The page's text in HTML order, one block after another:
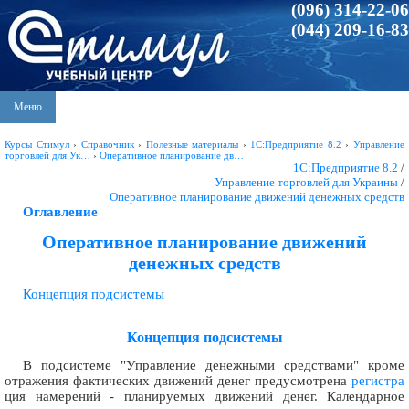
(096) 314-22-06
(044) 209-16-83
Меню
Курсы Стимул› Справочник› Полезные материалы › 1С:Предприятие 8.2 ›Управление
торговлей для Ук…
› Оперативное планирование дв…
1С:Предприятие 8.2 /
Управление торговлей для Украины /
Оперативное планирование движений денежных средств
Оглавление
Оперативное планирование движений
денежных средств
Концепция подсистемы
Концепция подсистемы
В подсистеме "Управление денежными средствами" кроме
отражения фактических движений денег предусмотрена регистра
ция намерений - планируемых движений денег. Календарное